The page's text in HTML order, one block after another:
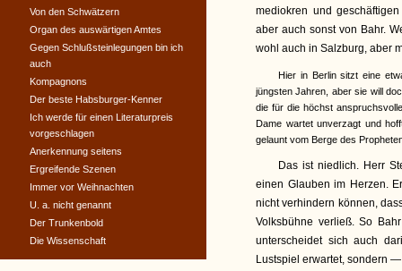
mediokren und
aber auch sonst von Bahr.
wohl auch in Salzburg, aber
Hier in Berlin sitzt eine
jüngsten Jahren, aber sie will
die für die höchst
Dame wartet unverzagt und
gelaunt vom Berge des
Das ist niedlich. Herr
einen Glauben im Herzen.
nicht verhindern können,
Volksbühne verließ. So
unterscheidet sich auch
Lustspiel erwartet, sondern
Von den Schwätzern
Organ des auswärtigen Amtes
Gegen Schlußsteinlegungen bin ich
auch
Kompagnons
Der beste Habsburger-Kenner
Ich werde für einen Literaturpreis
vorgeschlagen
Anerkennung seitens
Ergreifende Szenen
Immer vor Weihnachten
U. a. nicht genannt
Der Trunkenbold
Die Wissenschaft